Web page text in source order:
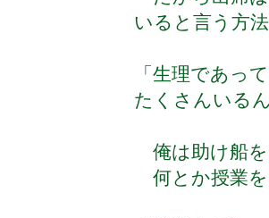
いると言う方
「生理であっ
たくさんいる
俺は助け船
何とか授業